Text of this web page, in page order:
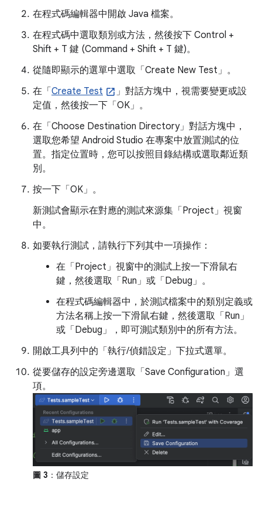
在程式碼編輯器中開啟 Java 檔案。
在程式碼中選取類別或方法，然後按下 Control +
Shift + T 鍵 (Command + Shift + T 鍵)。
從隨即顯示的選單中選取「Create New Test」 。
在「 Create Test
」對話方塊中，視需要變更或設
定值，然後按一下「OK」 。
在「Choose Destination Directory」 對話方塊中，
選取您希望 Android Studio 在專案中放置測試的位
置。指定位置時，您可以按照目錄結構或選取鄰近類
別。
按一下「OK」 。
新測試會顯示在對應的測試來源集「Project」 視窗
中。
如要執行測試，請執行下列其中一項操作：
在「Project」 視窗中的測試上按一下滑鼠右
鍵，然後選取「Run」 或「Debug」 。
在程式碼編輯器中，於測試檔案中的類別定義或
方法名稱上按一下滑鼠右鍵，然後選取「Run」
或「Debug」
，即可測試類別中的所有方法。
開啟工具列中的「執行/偵錯設定」 下拉式選單。
從要儲存的設定旁邊選取「Save Configuration」 選
項。
圖 3 ：儲存設定